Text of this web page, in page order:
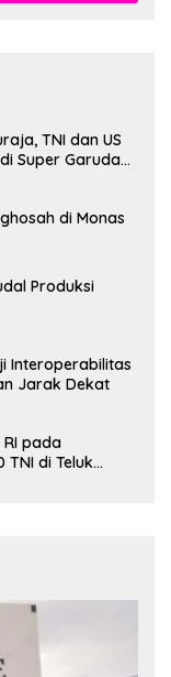
TNI dan US
Super Garuda
di Monas
Produksi
Interoperabilitas
Jarak Dekat
RI pada
TNI di Teluk